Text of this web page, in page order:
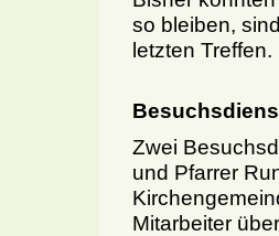
so bleiben,
letzten Treffen.
Zwei
und Pfarrer
Mitarbeiter